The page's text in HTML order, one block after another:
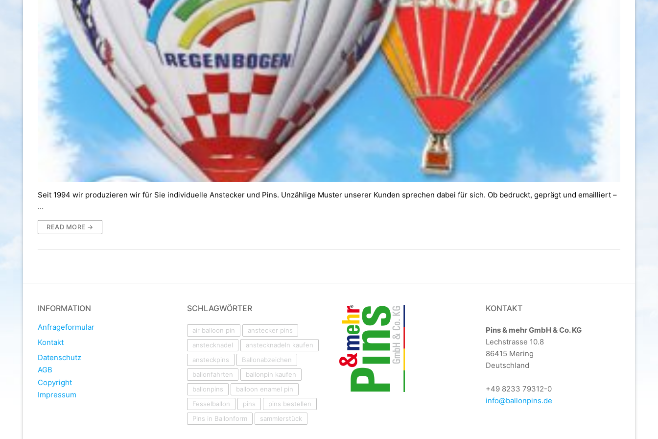
Seit 1994 wir produzieren wir für Sie individuelle Anstecker und Pins. Unzählige Muster unserer Kunden sprechen dabei für sich. Ob bedruckt, geprägt und emailliert –
…
READ MORE →
INFORMATION
Anfrageformular
Kontakt
Datenschutz
AGB
Copyright
Impressum
SCHLAGWÖRTER
air balloon pin
anstecker pins
anstecknadel
anstecknadeln kaufen
ansteckpins
Ballonabzeichen
ballonfahrten
ballonpin kaufen
ballonpins
balloon enamel pin
Fesselballon
pins
pins bestellen
Pins in Ballonform
sammlerstück
KONTAKT
Pins & mehr GmbH & Co. KG
Lechstrasse 10.8
86415 Mering
Deutschland
+49 8233 79312-0
info@ballonpins.de